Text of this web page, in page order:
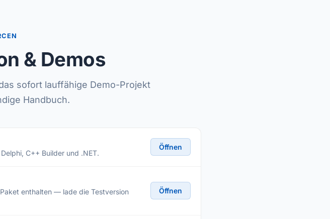
& Demos
sofort lauffähige Demo-Projekt
Handbuch.
C++ Builder und .NET.
Öffnen
enthalten — lade die Testversion
Öffnen